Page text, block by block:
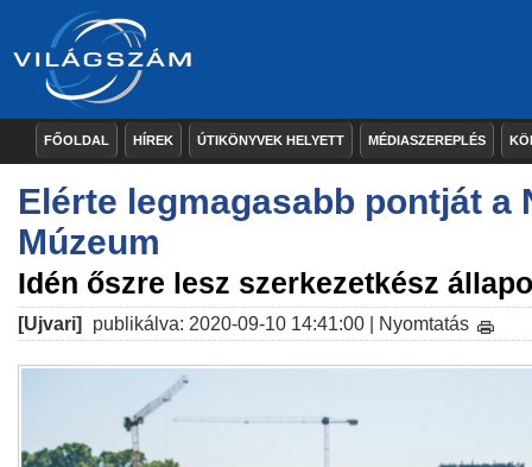
FŐOLDAL HÍREK ÚTIKÖNYVEK HELYETT MÉDIASZEREPLÉS
Elérte legmagasabb pontját a
Múzeum
Idén őszre lesz szerkezetkész
[Ujvari] publikálva: 2020-09-10 14:41:00 | Nyomtatás